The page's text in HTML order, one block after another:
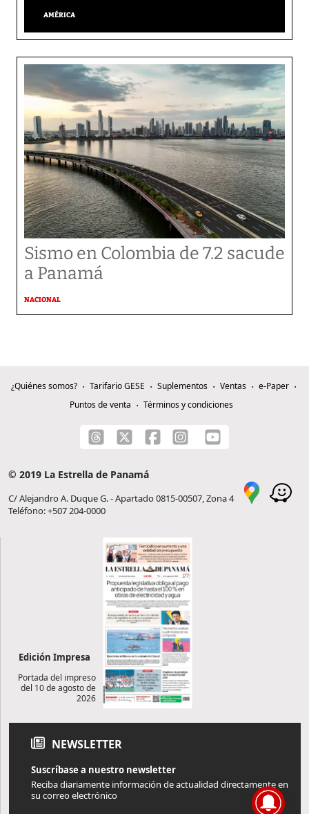
AMÉRICA
Sismo en Colombia de 7.2 sacude
a Panamá
NACIONAL
¿Quiénes somos? Tarifario GESE Suplementos Ventas
e-Paper
Puntos de venta
Términos y condiciones
© 2019 La Estrella de Panamá
C/ Alejandro A. Duque G. - Apartado 0815-00507, Zona 4
Teléfono: +507 204-0000
Edición Impresa
Portada del impreso
del 10 de agosto de
2026
NEWSLETTER
Suscríbase a nuestro newsletter
Reciba diariamente información de actualidad directamente en
su correo electrónico